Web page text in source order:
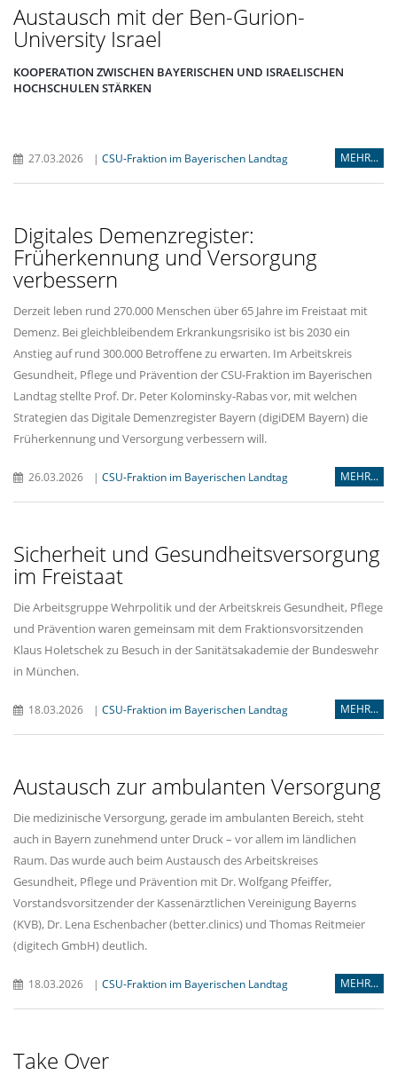
Austausch mit der Ben-Gurion-
University Israel
KOOPERATION ZWISCHEN BAYERISCHEN UND ISRAELISCHEN
HOCHSCHULEN STÄRKEN
27.03.2026 | CSU-Fraktion im Bayerischen Landtag MEHR...
Digitales Demenzregister:
Früherkennung und Versorgung
verbessern
Derzeit leben rund 270.000 Menschen über 65 Jahre im Freistaat mit
Demenz. Bei gleichbleibendem Erkrankungsrisiko ist bis 2030 ein
Anstieg auf rund 300.000 Betroffene zu erwarten. Im Arbeitskreis
Gesundheit, Pflege und Prävention der CSU-Fraktion im Bayerischen
Landtag stellte Prof. Dr. Peter Kolominsky-Rabas vor, mit welchen
Strategien das Digitale Demenzregister Bayern (digiDEM Bayern) die
Früherkennung und Versorgung verbessern will.
26.03.2026 | CSU-Fraktion im Bayerischen Landtag MEHR...
Sicherheit und Gesundheitsversorgung
im Freistaat
Die Arbeitsgruppe Wehrpolitik und der Arbeitskreis Gesundheit, Pflege
und Prävention waren gemeinsam mit dem Fraktionsvorsitzenden
Klaus Holetschek zu Besuch in der Sanitätsakademie der Bundeswehr
in München.
18.03.2026 | CSU-Fraktion im Bayerischen Landtag MEHR...
Austausch zur ambulanten Versorgung
Die medizinische Versorgung, gerade im ambulanten Bereich, steht
auch in Bayern zunehmend unter Druck – vor allem im ländlichen
Raum. Das wurde auch beim Austausch des Arbeitskreises
Gesundheit, Pflege und Prävention mit Dr. Wolfgang Pfeiffer,
Vorstandsvorsitzender der Kassenärztlichen Vereinigung Bayerns
(KVB), Dr. Lena Eschenbacher (better.clinics) und Thomas Reitmeier
(digitech GmbH) deutlich.
18.03.2026 | CSU-Fraktion im Bayerischen Landtag MEHR...
Take Over